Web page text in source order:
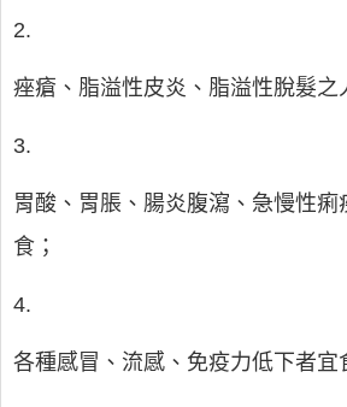
2.
痤瘡、脂溢性皮炎、脂溢性脫髮之
3.
胃酸、胃脹、腸炎腹瀉、急慢性痢
食；
4.
各種感冒、流感、免疫力低下者宜